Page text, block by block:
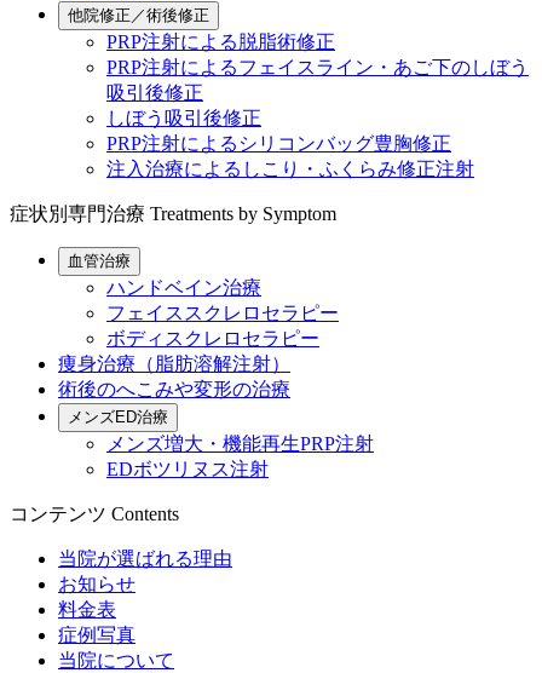
他院修正／術後修正
PRP注射による脱脂術修正
PRP注射によるフェイスライン・あご下のしぼう
吸引後修正
しぼう吸引後修正
PRP注射によるシリコンバッグ豊胸修正
注入治療によるしこり・ふくらみ修正注射
症状別専門治療 Treatments by Symptom
血管治療
ハンドベイン治療
フェイススクレロセラピー
ボディスクレロセラピー
痩身治療（脂肪溶解注射）
術後のへこみや変形の治療
メンズED治療
メンズ増大・機能再生PRP注射
EDボツリヌス注射
コンテンツ Contents
当院が選ばれる理由
お知らせ
料金表
症例写真
当院について